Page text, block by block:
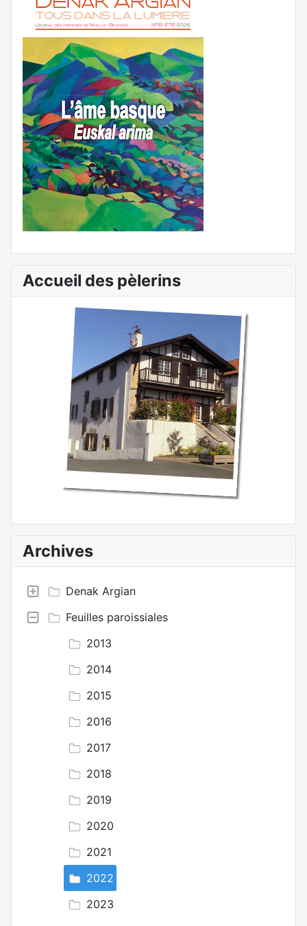
Accueil des pèlerins
Archives
Denak Argian
Feuilles paroissiales
2013
2014
2015
2016
2017
2018
2019
2020
2021
2022
2023